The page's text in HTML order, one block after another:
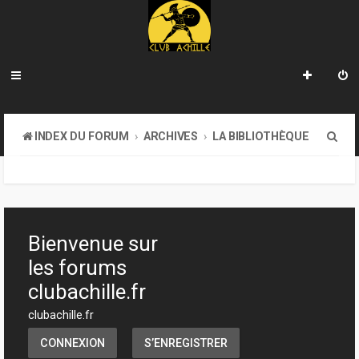
INDEX DU FORUM ARCHIVES LA BIBLIOTHÈQUE
h
Bienvenue sur
les forums
clubachille.fr
clubachille.fr
CONNEXION S’ENREGISTRER